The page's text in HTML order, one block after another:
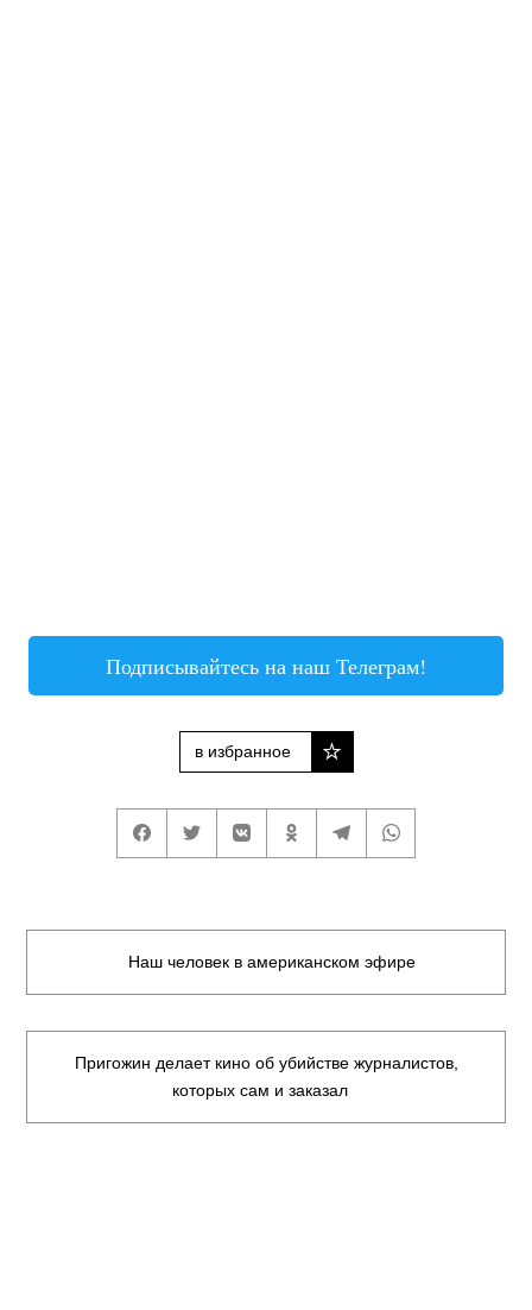
Подписывайтесь на наш Телеграм!
в избранное
Наш человек в американском эфире
Пригожин делает кино об убийстве журналистов,
которых сам и заказал